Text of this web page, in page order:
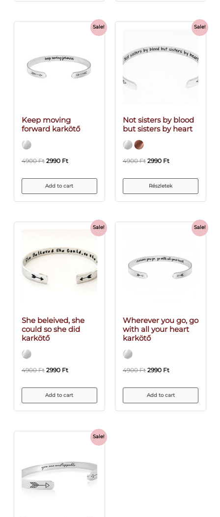
Sale!
Keep moving
forward karkötő
4900Ft 2990 Ft
Add to cart
Sale!
Not sisters by blood
but sisters by heart
4900Ft 2990 Ft
Részletek
Sale!
She beleived, she
could so she did
karkötő
4900Ft 2990 Ft
Add to cart
Sale!
Wherever you go, go
with all your heart
karkötő
4900Ft 2990 Ft
Add to cart
Sale!